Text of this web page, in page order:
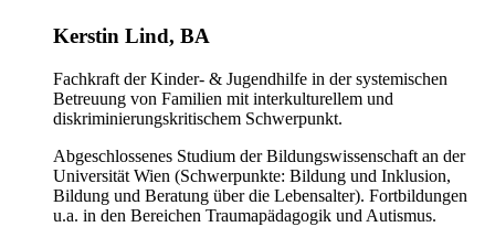
Kerstin Lind, BA
Fachkraft der Kinder- & Jugendhilfe in der systemischen
Betreuung von Familien mit interkulturellem und
diskriminierungskritischem Schwerpunkt.
Abgeschlossenes Studium der Bildungswissenschaft an der
Universität Wien (Schwerpunkte: Bildung und Inklusion,
Bildung und Beratung über die Lebensalter). Fortbildungen
u.a. in den Bereichen Traumapädagogik und Autismus.